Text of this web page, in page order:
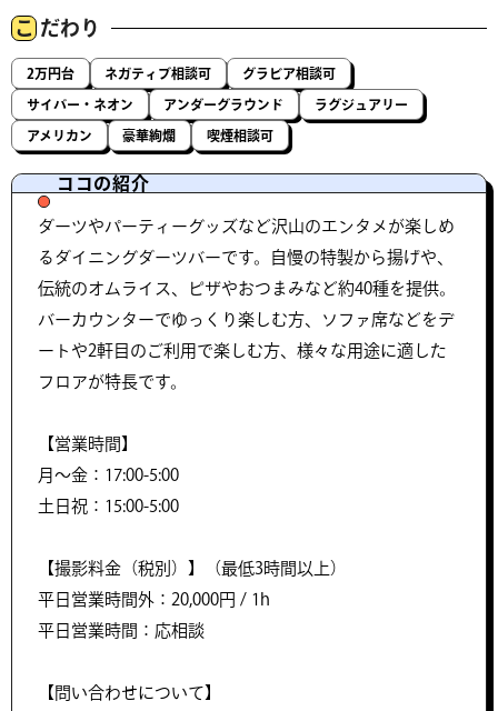
こ だわり
2万円台 ネガティブ相談可 グラビア相談可
サイバー・ネオン アンダーグラウンド ラグジュアリー
アメリカン 豪華絢爛 喫煙相談可
ココの紹介
ダーツやパーティーグッズなど沢山のエンタメが楽しめ
るダイニングダーツバーです。自慢の特製から揚げや、
伝統のオムライス、ピザやおつまみなど約40種を提供。
バーカウンターでゆっくり楽しむ方、ソファ席などをデ
ートや2軒目のご利用で楽しむ方、様々な用途に適した
フロアが特長です。
【営業時間】
月～金：17:00-5:00
土日祝：15:00-5:00
【撮影料金（税別）】（最低3時間以上）
平日営業時間外：20,000円 / 1h
平日営業時間：応相談
【問い合わせについて】